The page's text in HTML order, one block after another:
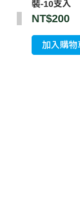
裝-10支入
NT$200
加入購物